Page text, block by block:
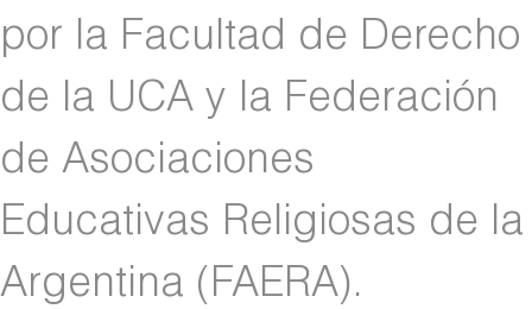
por la Facultad de Derecho
de la UCA y la Federación
de Asociaciones
Educativas Religiosas de la
Argentina (FAERA).